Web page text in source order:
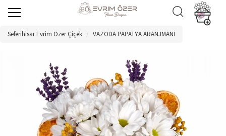
Seferihisar Evrim Özer Çiçek VAZODA PAPATYA ARANJMANI